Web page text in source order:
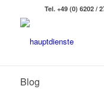
Tel. +49 (0) 6202 /
Blog